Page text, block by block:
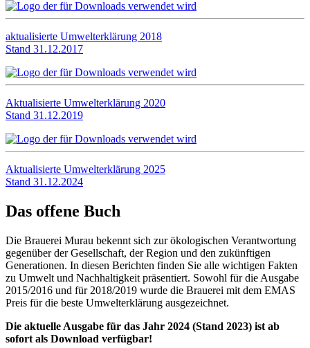
aktualisierte Umwelterklärung 2018
Stand 31.12.2017
Aktualisierte Umwelterklärung 2020
Stand 31.12.2019
Aktualisierte Umwelterklärung 2025
Stand 31.12.2024
Das offene Buch
Die Brauerei Murau bekennt sich zur ökologischen Verantwortung
gegenüber der Gesellschaft, der Region und den zukünftigen
Generationen. In diesen Berichten finden Sie alle wichtigen Fakten
zu Umwelt und Nachhaltigkeit präsentiert. Sowohl für die Ausgabe
2015/2016 und für 2018/2019 wurde die Brauerei mit dem EMAS
Preis für die beste Umwelterklärung ausgezeichnet.
Die aktuelle Ausgabe für das Jahr 2024 (Stand 2023) ist ab
sofort als Download verfügbar!